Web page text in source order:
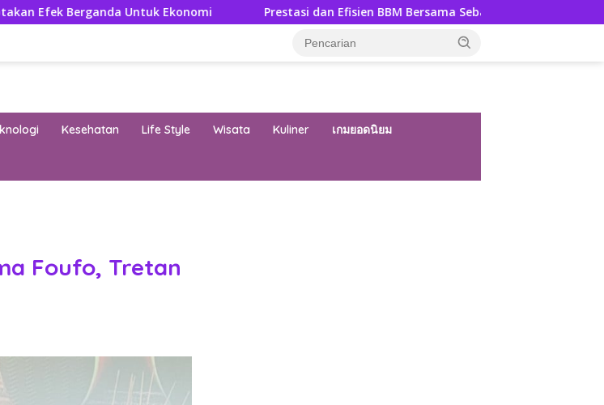
Untuk Ekonomi Prestasi dan Efisien BBM Bersama Sebab Itu Kunci
Kesehatan Life Style Wisata Kuliner เกมยอดนิยม
Foufo, Tretan